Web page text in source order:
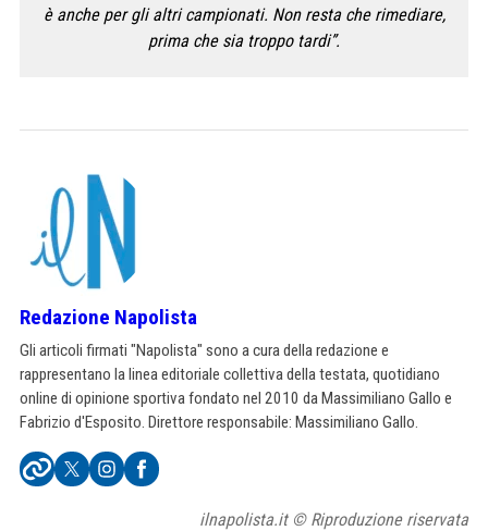
è anche per gli altri campionati. Non resta che rimediare,
prima che sia troppo tardi”.
Redazione Napolista
Gli articoli firmati "Napolista" sono a cura della redazione e
rappresentano la linea editoriale collettiva della testata, quotidiano
online di opinione sportiva fondato nel 2010 da Massimiliano Gallo e
Fabrizio d'Esposito. Direttore responsabile: Massimiliano Gallo.
ilnapolista.it © Riproduzione riservata